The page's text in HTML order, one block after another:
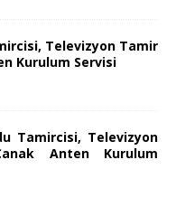
Televizyon Tamir
Kurulum Servisi
Tamircisi, Televizyon
Anten Kurulum